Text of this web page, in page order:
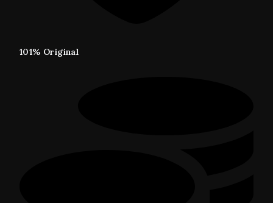
101% Original